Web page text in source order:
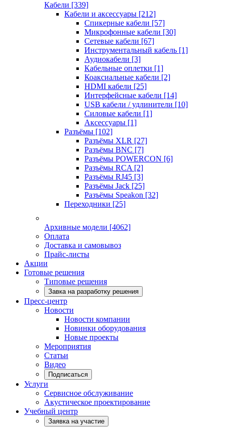
Кабели [339]
Кабели и аксессуары [212]
Спикерные кабели [57]
Микрофонные кабели [30]
Сетевые кабели [67]
Инструментальный кабель [1]
Аудиокабели [3]
Кабельные оплетки [1]
Коаксиальные кабели [2]
HDMI кабели [25]
Интерфейсные кабели [14]
USB кабели / удлинители [10]
Силовые кабели [1]
Аксессуары [1]
Разъёмы [102]
Разъёмы XLR [27]
Разъёмы BNC [7]
Разъёмы POWERCON [6]
Разъёмы RCA [2]
Разъёмы RJ45 [3]
Разъёмы Jack [25]
Разъёмы Speakon [32]
Переходники [25]
Архивные модели [4062]
Оплата
Доставка и самовывоз
Прайс-листы
Акции
Готовые решения
Типовые решения
Завка на разработку решения
Пресс-центр
Новости
Новости компании
Новинки оборудования
Новые проекты
Мероприятия
Статьи
Видео
Подписаться
Услуги
Сервисное обслуживание
Акустическое проектирование
Учебный центр
Заявка на участие